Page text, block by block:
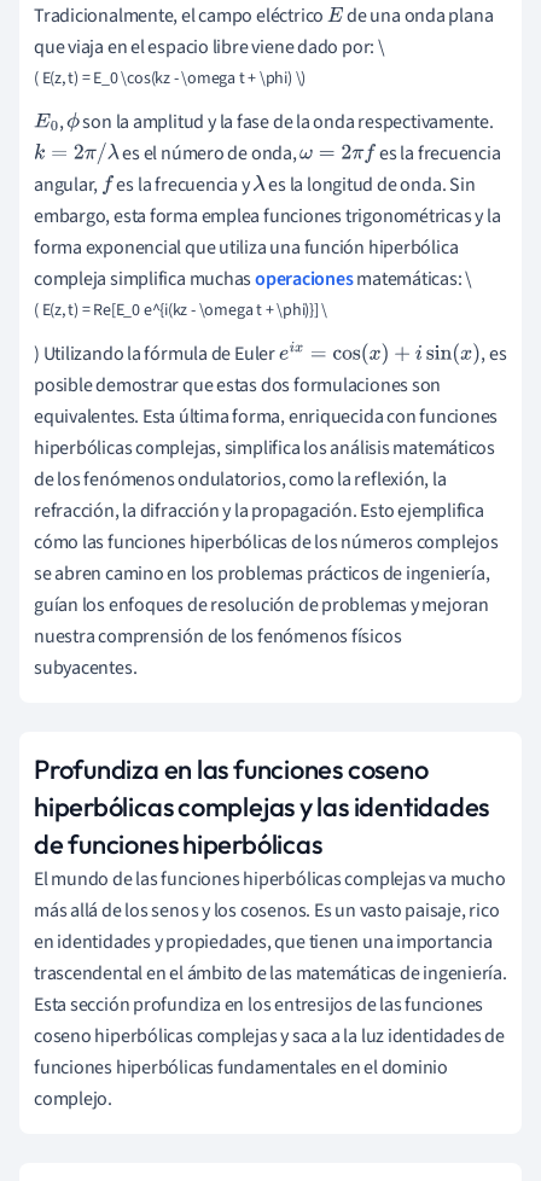
Tradicionalmente, el campo eléctricoE de una onda plana
que viaja en el espacio libre viene dado por: \
( E(z, t) = E_0 \cos(kz - \omega t + \phi) \)
E0 ,ϕson la amplitud y la fase de la onda respectivamente.
k=2π /λ es el número de onda,ω =2πf
es la frecuencia
angular,f es la frecuencia yλes la longitud de onda. Sin
embargo, esta forma emplea funciones trigonométricas y la
forma exponencial que utiliza una función hiperbólica
compleja simplifica muchasoperacionesmatemáticas: \
( E(z, t) = Re[E_0 e^{i(kz - \omega t + \phi)}] \
) Utilizando la fórmula de Eulereix= cos(x)+isin (x)
, es
posible demostrar que estas dos formulaciones son
equivalentes. Esta última forma, enriquecida con funciones
hiperbólicas complejas, simplifica los análisis matemáticos
de los fenómenos ondulatorios, como la reflexión, la
refracción, la difracción y la propagación. Esto ejemplifica
cómo las funciones hiperbólicas de los números complejos
se abren camino en los problemas prácticos de ingeniería,
guían los enfoques de resolución de problemas y mejoran
nuestra comprensión de los fenómenos físicos
subyacentes.
Profundiza en las funciones coseno
hiperbólicas complejas y las identidades
de funciones hiperbólicas
El mundo de las funciones hiperbólicas complejas va mucho
más allá de los senos y los cosenos. Es un vasto paisaje, rico
en identidades y propiedades, que tienen una importancia
trascendental en el ámbito de las matemáticas de ingeniería.
Esta sección profundiza en los entresijos de las funciones
coseno hiperbólicas complejas y saca a la luz identidades de
funciones hiperbólicas fundamentales en el dominio
complejo.